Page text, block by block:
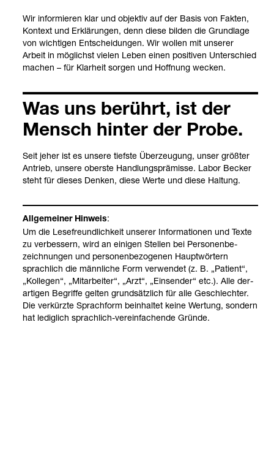
Wir infor­mie­ren klar und objek­tiv auf der Basis von Fak­ten,
Kon­text und Erklä­run­gen, denn diese bil­den die Grund­lage
von wich­ti­gen Ent­schei­dun­gen. Wir wol­len mit unse­rer
Arbeit in mög­lichst vie­len Leben einen posi­ti­ven Unter­schied
machen – für Klar­heit sor­gen und Hoff­nung wecken.
Was uns berührt, ist der
Mensch hin­ter der Probe.
Seit jeher ist es unsere tiefste Über­zeu­gung, unser größ­ter
Antrieb, unsere oberste Hand­lungs­prä­misse. Labor Becker
steht für die­ses Den­ken, diese Werte und diese Hal­tung.
All­ge­mei­ner Hin­weis:
Um die Lese­freund­lich­keit unse­rer Infor­ma­tio­nen und Texte
zu ver­bes­sern, wird an eini­gen Stel­len bei Per­so­nen­be­
zeich­nun­gen und per­so­nen­be­zo­ge­nen Haupt­wör­tern
sprach­lich die männ­li­che Form ver­wen­det (z. B. „Pati­ent“,
„Kol­le­gen“, „Mit­ar­bei­ter“, „Arzt“, „Ein­sen­der“ etc.). Alle der­
ar­ti­gen Begriffe gel­ten grund­sätz­lich für alle Geschlech­ter.
Die ver­kürzte Sprach­form beinhal­tet keine Wer­tung, son­dern
hat ledig­lich sprach­lich-​ver­ein­fa­chende Gründe.